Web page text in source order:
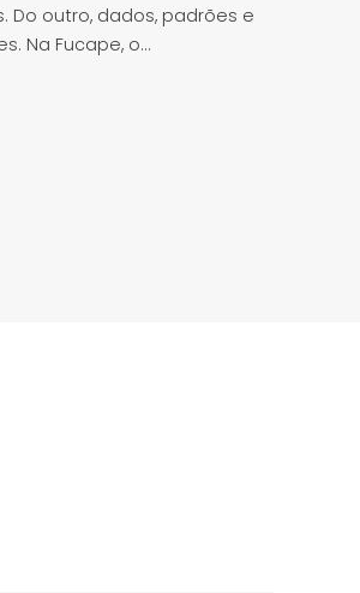
Do outro, dados, padrões e
Na Fucape, o...